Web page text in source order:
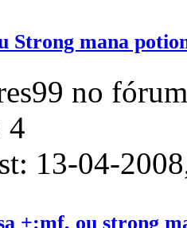
Strong mana
no
4
13-04-
+:mf, ou strong